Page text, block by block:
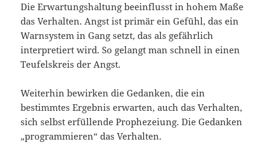
Die Erwartungshaltung beeinflusst in hohem Maße
das Verhalten. Angst ist primär ein Gefühl, das ein
Warnsystem in Gang setzt, das als gefährlich
interpretiert wird. So gelangt man schnell in einen
Teufelskreis der Angst.
Weiterhin bewirken die Gedanken, die ein
bestimmtes Ergebnis erwarten, auch das Verhalten,
sich selbst erfüllende Prophezeiung. Die Gedanken
„programmieren“ das Verhalten.